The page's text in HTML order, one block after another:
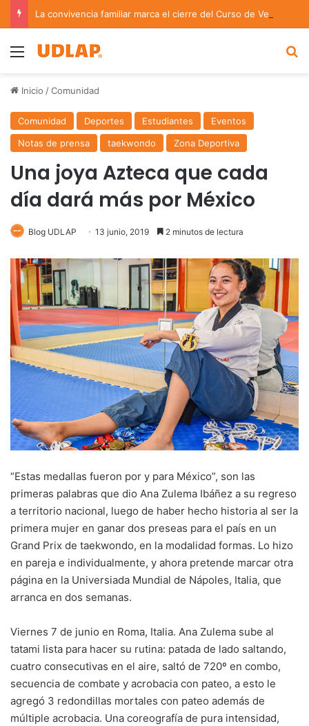
Menu
Inicio /Comunidad
Comunidad Deportes Estudiantes
Eventos
Notas de prensa
taekwondo Zona Deportiva
Una joya Azteca que cada
día dará más por México
Blog UDLAP 13 junio, 2019 2 minutos de lectura
“Estas medallas fueron por y para México”, son las
primeras palabras que dio Ana Zulema Ibáñez a su regreso
a territorio nacional, luego de haber hecho historia al ser la
primera mujer en ganar dos preseas para el país en un
Grand Prix de taekwondo, en la modalidad formas. Lo hizo
en pareja e individualmente, y ahora pretende marcar otra
página en la Universiada Mundial de Nápoles, Italia, que
arranca en dos semanas.
Viernes 7 de junio en Roma, Italia. Ana Zulema sube al
tatami lista para hacer su rutina: patada de lado saltando,
cuatro consecutivas en el aire, saltó de 720º en combo,
secuencia de combate y acrobacia con pateo, a esto le
agregó 3 redondillas mortales con pateo además de
múltiple acrobacia. Una coreografía de pura intensidad,